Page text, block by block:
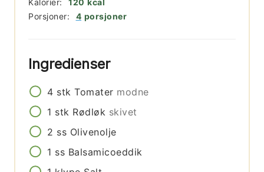
Porsjoner: 4 porsjoner
Kalorier: 120 kcal
Ingredienser
4 stk Tomater modne
1 stk Rødløk skivet
2 ss Olivenolje
1 ss Balsamicoeddik